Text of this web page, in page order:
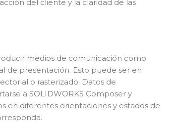
del cliente y la claridad de las
medios de comunicación como
de presentación. Esto puede ser en
o rasterizado. Datos de
a SOLIDWORKS Composer y
en diferentes orientaciones y estados de